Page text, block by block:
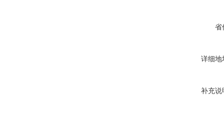
省
详细地
补充说